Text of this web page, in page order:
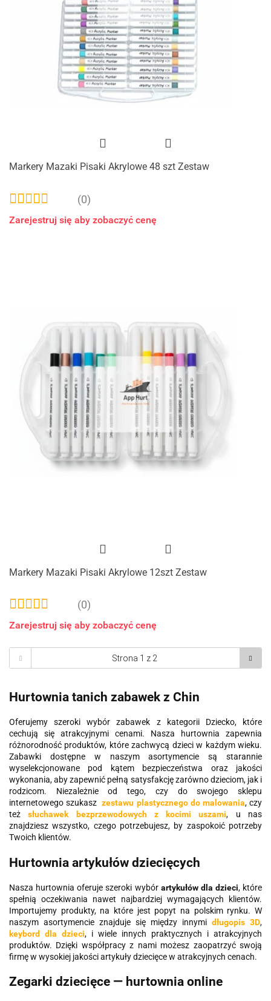
Markery Mazaki Pisaki Akrylowe 48 szt Zestaw
(0)
Zarejestruj się aby zobaczyć cenę
Markery Mazaki Pisaki Akrylowe 12szt Zestaw
(0)
Zarejestruj się aby zobaczyć cenę
Hurtownia tanich zabawek z Chin
Oferujemy szeroki wybór zabawek z kategorii Dziecko, które
cechują się atrakcyjnymi cenami. Nasza hurtownia zapewnia
różnorodność produktów, które zachwycą dzieci w każdym wieku.
Zabawki dostępne w naszym asortymencie są starannie
wyselekcjonowane pod kątem bezpieczeństwa oraz jakości
wykonania, aby zapewnić pełną satysfakcję zarówno dzieciom, jak i
rodzicom. Niezależnie od tego, czy do swojego sklepu
internetowego szukaszzestawu plastycznego do malowania, czy
teżsłuchawek bezprzewodowych z kocimi uszami, u nas
znajdziesz wszystko, czego potrzebujesz, by zaspokoić potrzeby
Twoich klientów.
Hurtownia artykułów dziecięcych
Nasza hurtownia oferuje szeroki wybór artykułów dla dzieci, które
spełnią oczekiwania nawet najbardziej wymagających klientów.
Importujemy produkty, na które jest popyt na polskim rynku. W
naszym asortymencie znajduje się między innymi długopis 3D,
keybord dla dzieci, i wiele innych praktycznych i atrakcyjnych
produktów. Dzięki współpracy z nami możesz zaopatrzyć swoją
firmę w wysokiej jakości artykuły dziecięce w atrakcyjnych cenach.
Zegarki dziecięce — hurtownia online